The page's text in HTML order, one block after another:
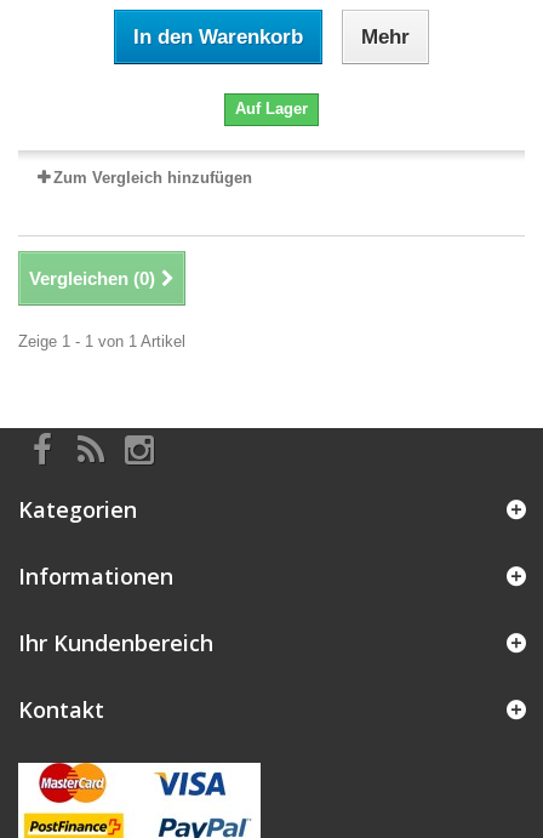
In den Warenkorb Mehr
Auf Lager
Zum Vergleich hinzufügen
Vergleichen (0)
Zeige 1 - 1 von 1 Artikel
Kategorien
Informationen
Ihr Kundenbereich
Kontakt